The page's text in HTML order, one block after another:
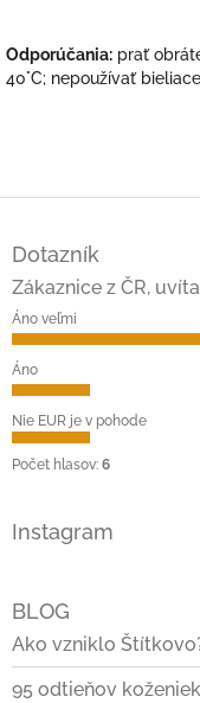
Odporúčania: prať
40°C; nepoužívať
e
Dotazník
Zákaznice z ČR,
Áno veľmi
Áno
Nie EUR je v pohode
Počet hlasov: 6
Instagram
BLOG
Ako vzniklo
95 odtieňov